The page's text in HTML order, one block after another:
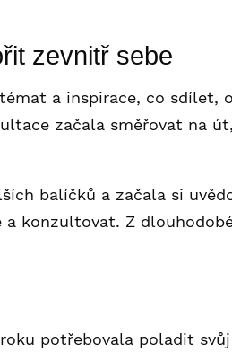
zevnitř sebe
a inspirace, co sdílet,
začala směřovat na
balíčků a začala si
konzultovat. Z
potřebovala poladit